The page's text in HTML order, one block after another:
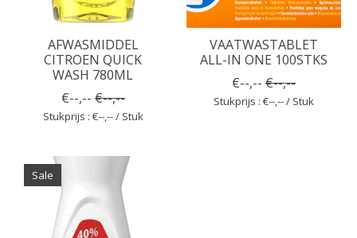
AFWASMIDDEL
CITROEN QUICK
WASH 780ML
€--,-- €--,--
Stukprijs : €--,-- / Stuk
VAATWASTABLET
ALL-IN ONE 100STKS
€--,-- €--,--
Stukprijs : €--,-- / Stuk
Sale